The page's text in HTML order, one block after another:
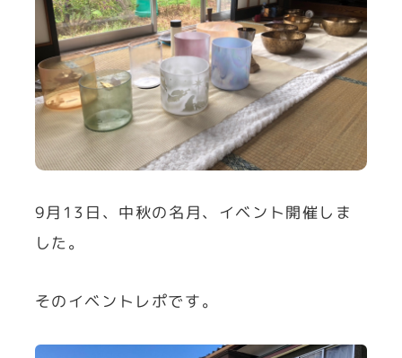
9月13日、中秋の名月、イベント開催しま
した。
そのイベントレポです。